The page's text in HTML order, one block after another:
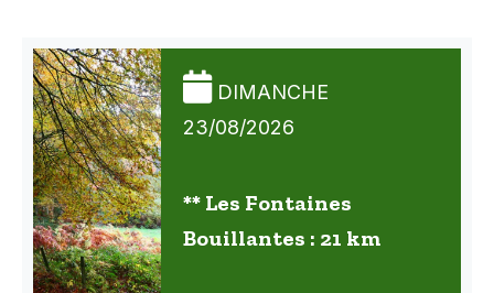
DIMANCHE
23/08/2026
** Les Fontaines
Bouillantes : 21 km